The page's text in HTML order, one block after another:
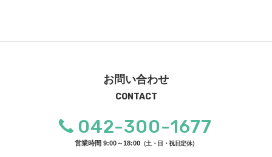
お問い合わせ
CONTACT
042-300-1677
営業時間 9:00～18:00（土・日・祝日定休）